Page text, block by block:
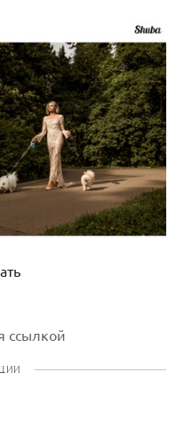
ссылкой